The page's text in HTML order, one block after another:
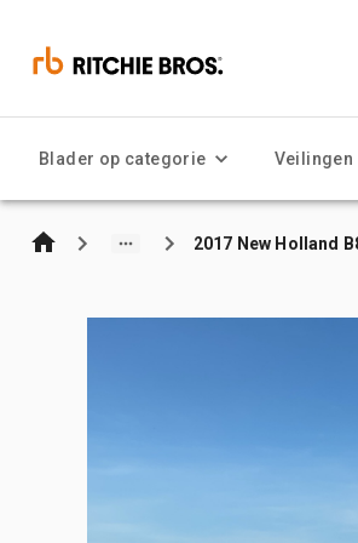
Blader op categorie Veilingen
2017 New Holland